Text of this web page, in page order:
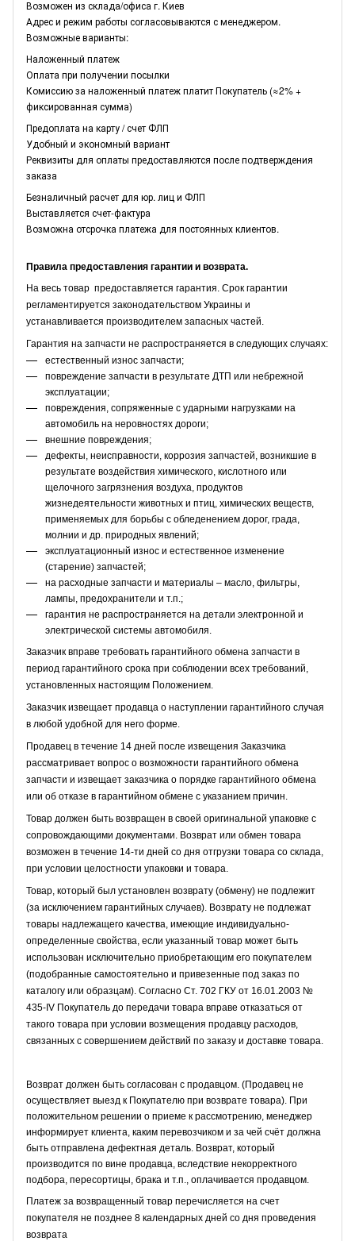
Возможен из склада/офиса г. Киев
Адрес и режим работы согласовываются с менеджером.
Возможные варианты:
Наложенный платеж
Оплата при получении посылки
Комиссию за наложенный платеж платит Покупатель (≈2% +
фиксированная сумма)
Предоплата на карту / счет ФЛП
Удобный и экономный вариант
Реквизиты для оплаты предоставляются после подтверждения
заказа
Безналичный расчет для юр. лиц и ФЛП
Выставляется счет-фактура
Возможна отсрочка платежа для постоянных клиентов.
Правила предоставления гарантии и возврата.
На весь товар предоставляется гарантия. Срок гарантии
регламентируется законодательством Украины и
устанавливается производителем запасных частей.
Гарантия на запчасти не распространяется в следующих случаях:
естественный износ запчасти;
повреждение запчасти в результате ДТП или небрежной
эксплуатации;
повреждения, сопряженные с ударными нагрузками на
автомобиль на неровностях дороги;
внешние повреждения;
дефекты, неисправности, коррозия запчастей, возникшие в
результате воздействия химического, кислотного или
щелочного загрязнения воздуха, продуктов
жизнедеятельности животных и птиц, химических веществ,
применяемых для борьбы с обледенением дорог, града,
молнии и др. природных явлений;
эксплуатационный износ и естественное изменение
(старение) запчастей;
на расходные запчасти и материалы – масло, фильтры,
лампы, предохранители и т.п.;
гарантия не распространяется на детали электронной и
электрической системы автомобиля.
Заказчик вправе требовать гарантийного обмена запчасти в
период гарантийного срока при соблюдении всех требований,
установленных настоящим Положением.
Заказчик извещает продавца о наступлении гарантийного случая
в любой удобной для него форме.
Продавец в течение 14 дней после извещения Заказчика
рассматривает вопрос о возможности гарантийного обмена
запчасти и извещает заказчика о порядке гарантийного обмена
или об отказе в гарантийном обмене с указанием причин.
Товар должен быть возвращен в своей оригинальной упаковке с
сопровождающими документами. Возврат или обмен товара
возможен в течение 14-ти дней со дня отгрузки товара со склада,
при условии целостности упаковки и товара.
Товар, который был установлен возврату (обмену) не подлежит
(за исключением гарантийных случаев). Возврату не подлежат
товары надлежащего качества, имеющие индивидуально-
определенные свойства, если указанный товар может быть
использован исключительно приобретающим его покупателем
(подобранные самостоятельно и привезенные под заказ по
каталогу или образцам). Согласно Ст. 702 ГКУ от 16.01.2003 №
435-IV Покупатель до передачи товара вправе отказаться от
такого товара при условии возмещения продавцу расходов,
связанных с совершением действий по заказу и доставке товара.
Возврат должен быть согласован с продавцом. (Продавец не
осуществляет выезд к Покупателю при возврате товара). При
положительном решении о приеме к рассмотрению, менеджер
информирует клиента, каким перевозчиком и за чей счёт должна
быть отправлена дефектная деталь. Возврат, который
производится по вине продавца, вследствие некорректного
подбора, пересортицы, брака и т.п., оплачивается продавцом.
Платеж за возвращенный товар перечисляется на счет
покупателя не позднее 8 календарных дней со дня проведения
возврата